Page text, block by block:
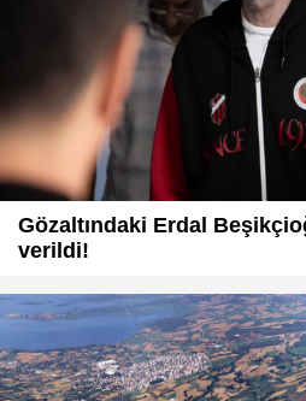
Gözaltındaki Erdal
verildi!